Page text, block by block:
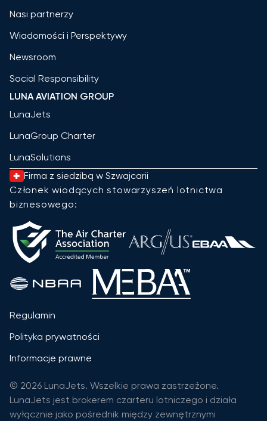
Nasi partnerzy
Wiadomości i Perspektywy
Newsroom
Social Responsibility
LUNA AVIATION GROUP
LunaJets
LunaGroup Charter
LunaSolutions
Firma z siedzibą w Szwajcarii
Członek wiodących stowarzyszeń lotnictwa
biznesowego:
Regulamin
Polityka prywatności
Informacje prawne
© 2026 LunaJets. Wszelkie prawa zastrzeżone.
LunaJets jest brokerem czarteru lotniczego i działa
wyłącznie jako pośrednik między zewnętrznymi